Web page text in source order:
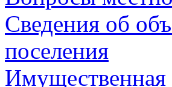
Сведения об
поселения
Имущественная